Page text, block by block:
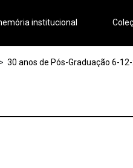
institucional
> 30 anos de Pós-Graduação 6-